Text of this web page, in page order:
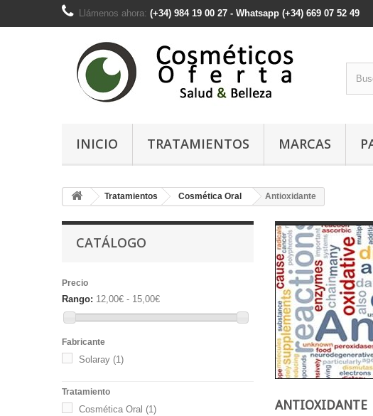
Llámenos ahora: (+34) 984 19 00 27 - Whatsapp (+34) 669 07 52 49
INICIO TRATAMIENTOS MARCAS
Tratamientos Cosmética Oral Antioxidante
CATÁLOGO
Precio
Rango: 12,00€ - 15,00€
Fabricante
Solaray (1)
Tratamiento
Cosmética Oral (1) ANTIOXIDANTE